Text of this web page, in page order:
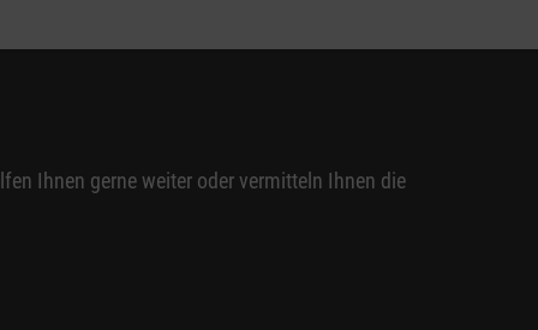
Ihnen gerne weiter oder vermitteln Ihnen die